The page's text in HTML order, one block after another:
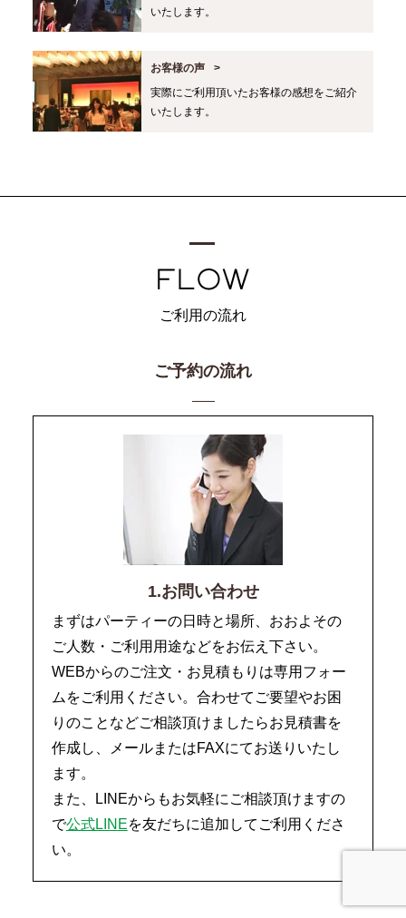
いたします。
お客様の声
実際にご利用頂いたお客様の感想をご紹介
いたします。
ご利用の流れ
ご予約の流れ
1.お問い合わせ
まずはパーティーの日時と場所、おおよその
ご人数・ご利用用途などをお伝え下さい。
WEBからのご注文・お見積もりは専用フォー
ムをご利用ください。合わせてご要望やお困
りのことなどご相談頂けましたらお見積書を
作成し、メールまたはFAXにてお送りいたし
ます。
また、LINEからもお気軽にご相談頂けますの
で公式LINEを友だちに追加してご利用くださ
い。